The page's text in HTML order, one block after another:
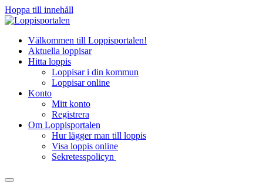
Hoppa till innehåll
Välkommen till Loppisportalen!
Aktuella loppisar
Hitta loppis
Loppisar i din kommun
Loppisar online
Konto
Mitt konto
Registrera
Om Loppisportalen
Hur lägger man till loppis
Visa loppis online
Sekretesspolicyn